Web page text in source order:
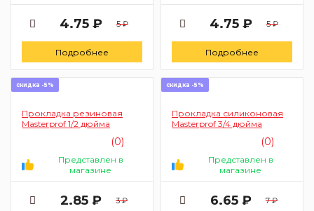
4.75 ₽ 5 ₽
Подробнее
4.75 ₽ 5 ₽
Подробнее
скидка -5%
Прокладка резиновая
Masterprof 1/2 дюйма
(0)
Представлен в
магазине
2.85 ₽ 3 ₽
скидка -5%
Прокладка силиконовая
Masterprof 3/4 дюйма
(0)
Представлен в
магазине
6.65 ₽ 7 ₽